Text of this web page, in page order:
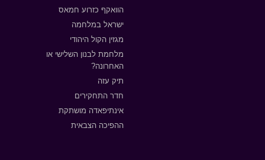
הוואקף כזרוע חמאס
ישראל במלחמה
מגזין הקול היהודי
מלחמת לבנון השלישי או
האחרונה?
תיק עזה
חדר התחקירים
אינתיפאדה מושתקת
ההפיכה הצבאית